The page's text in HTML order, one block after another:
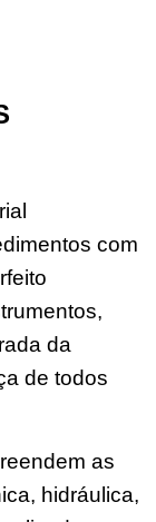
com
da
de todos
as
hidráulica,